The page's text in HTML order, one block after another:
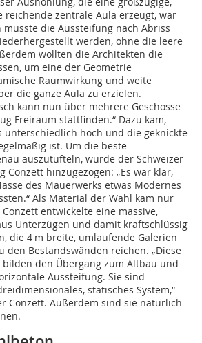
reichende zentrale Aula erzeugt, war
musste die Aussteifung nach Abriss
werden, ohne die leere
wollten die Architekten die
um eine der Geometrie
Raumwirkung und weite
die ganze Aula zu erzielen.
kann nun über mehrere Geschosse
Freiraum stattfinden.“ Dazu kam,
unterschiedlich hoch und die geknickte
ist. Um die beste
auszutüfteln, wurde der Schweizer
Conzett hinzugezogen: „Es war klar,
des Mauerwerks etwas Modernes
Als Material der Wahl kam nur
entwickelte eine massive,
Unterzügen und damit kraftschlüssig
die 4 m breite, umlaufende Galerien
den Bestandswänden reichen. „Diese
den Übergang zum Altbau und
Aussteifung. Sie sind
statisches System,“
Conzett. Außerdem sind sie natürlich